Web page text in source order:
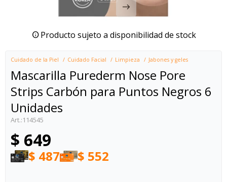
Producto sujeto a disponibilidad de stock
Cuidado de la Piel Cuidado Facial Limpieza Jabones y geles
Mascarilla Purederm Nose Pore
Strips Carbón para Puntos Negros 6
Unidades
114545
$ 649
$ 487 $ 552